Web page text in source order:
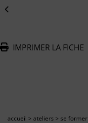
IMPRIMER LA FICHE
accueil > ateliers > se